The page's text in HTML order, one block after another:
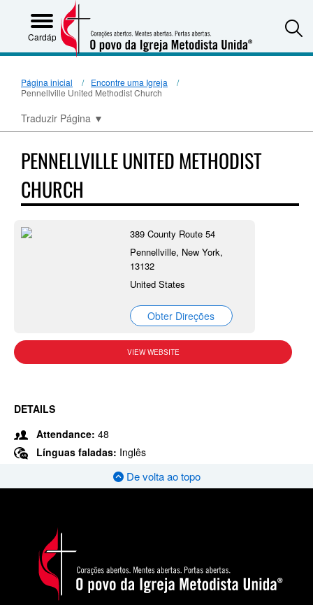
Cardápio
Página inicial
Encontre uma Igreja
Pennellville United Methodist Church
Traduzir Página ▼
PENNELLVILLE UNITED METHODIST
CHURCH
389 County Route 54
Pennellville, New York,
13132
United States
Obter Direções
VIEW WEBSITE
DETAILS
Attendance: 48
Línguas faladas: Inglês
De volta ao topo